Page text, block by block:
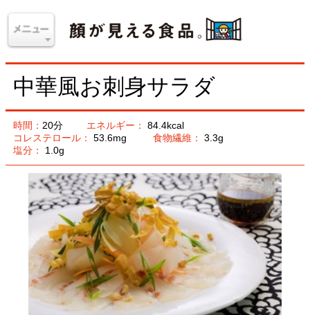
中華風お刺身サラダ
時間：20分 エネルギー：84.4kcal
コレステロール：
53.6mg 食物繊維：3.3g
塩分：1.0g
材料